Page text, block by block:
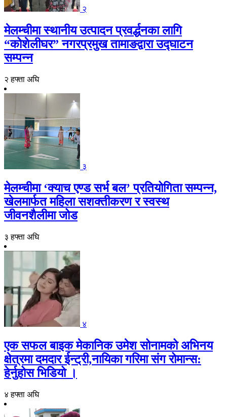
२
मेलम्चीमा स्थानीय उत्पादन प्रवर्द्धनका लागि
“कोशेलीघर” नगरप्रमुख तामाङद्वारा उद्घाटन
सम्पन्न
२ हफ्ता अघि
३
मेलम्चीमा ‘क्याच एण्ड सर्भ बल’ प्रतियोगिता सम्पन्न,
खेलमार्फत महिला सशक्तीकरण र स्वस्थ
जीवनशैलीमा जोड
३ हफ्ता अघि
४
एक सफल बाइक मेकानिक उमेश सोनामको अभिनय
क्षेत्रमा दमदार ईन्ट्री,नायिका गरिमा संग रोमान्स:
हेर्नुहोस भिडियो ।
४ हफ्ता अघि